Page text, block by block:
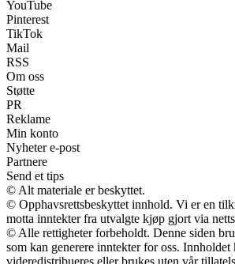
YouTube
Pinterest
TikTok
Mail
RSS
Om oss
Støtte
PR
Reklame
Min konto
Nyheter e-post
Partnere
Send et tips
© Alt materiale er beskyttet.
© Opphavsrettsbeskyttet innhold. Vi er en
motta inntekter fra utvalgte kjøp gjort via
© Alle rettigheter forbeholdt. Denne siden
som kan generere inntekter for oss. Innholdet